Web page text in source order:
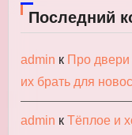
Последний
admin к Про
их брать для
admin к Тёплое и